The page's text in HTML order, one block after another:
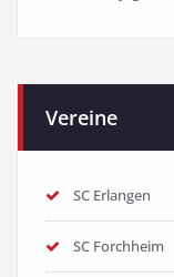
Vereine
SC Erlangen
SC Forchheim